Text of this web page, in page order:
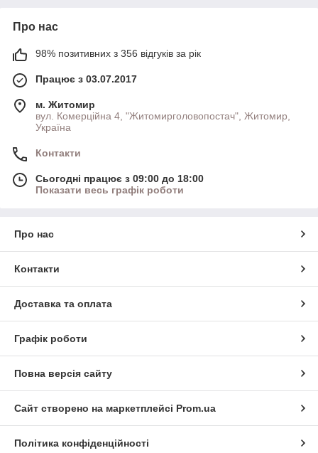
Про нас
98% позитивних з 356 відгуків за рік
Працює з 03.07.2017
м. Житомир
вул. Комерційна 4, "Житомирголовопостач", Житомир,
Україна
Контакти
Сьогодні працює з 09:00 до 18:00
Показати весь графік роботи
Про нас
Контакти
Доставка та оплата
Графік роботи
Повна версія сайту
Сайт створено на маркетплейсі Prom.ua
Політика конфіденційності